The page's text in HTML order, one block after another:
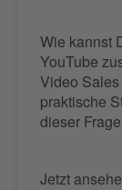
Wie kannst
YouTube
Video
praktische
dieser
Jetzt